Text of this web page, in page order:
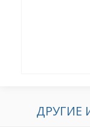
ДРУГИЕ